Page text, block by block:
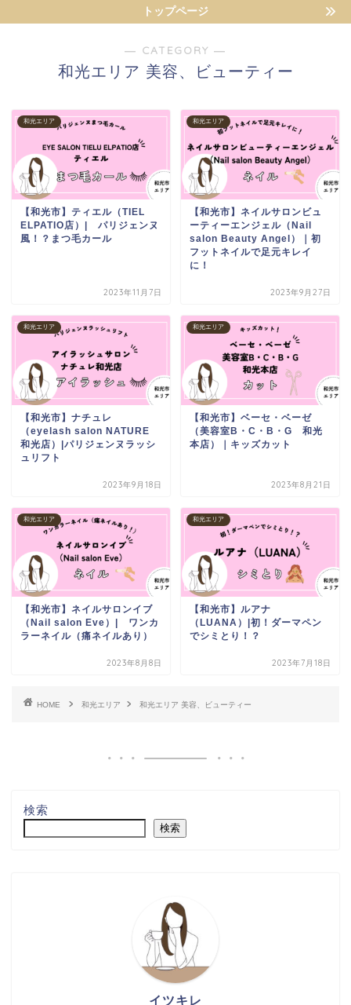
トップページ
― CATEGORY ―
和光エリア 美容、ビューティー
和光エリア
【和光市】ティエル（TIEL
ELPATIO店）| パリジェンヌ
風！？まつ毛カール
2023年11月7日
和光エリア
【和光市】ネイルサロンビュ
ーティーエンジェル（Nail
salon Beauty Angel）｜初
フットネイルで足元キレイ
に！
2023年9月27日
和光エリア
【和光市】ナチュレ
（eyelash salon NATURE
和光店）|パリジェンヌラッシ
ュリフト
2023年9月18日
和光エリア
【和光市】ベーセ・ベーゼ
（美容室B・C・B・G 和光
本店）｜キッズカット
2023年8月21日
和光エリア
【和光市】ネイルサロンイブ
（Nail salon Eve）| ワンカ
ラーネイル（痛ネイルあり）
2023年8月8日
和光エリア
【和光市】ルアナ
（LUANA）|初！ダーマペン
でシミとり！？
2023年7月18日
HOME 和光エリア 和光エリア 美容、ビューティー
検索
検索
イツキレ